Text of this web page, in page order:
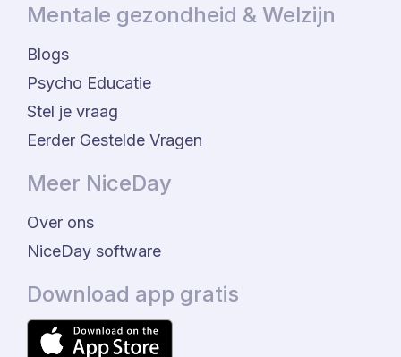
Mentale gezondheid & Welzijn
Blogs
Psycho Educatie
Stel je vraag
Eerder Gestelde Vragen
Meer NiceDay
Over ons
NiceDay software
Download app gratis